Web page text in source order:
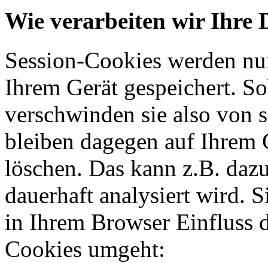
Wie verarbeiten wir Ihre
Session-Cookies werden
Ihrem Gerät gespeichert.
verschwinden sie also von
bleiben dagegen auf Ihrem
löschen. Das kann z.B.
dauerhaft analysiert wird.
in Ihrem Browser Einfluss
Cookies umgeht: